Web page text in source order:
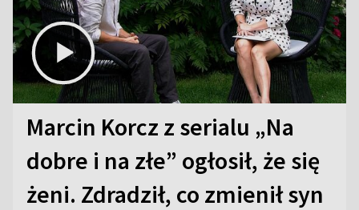
Marcin Korcz z serialu „Na
dobre i na złe” ogłosił, że się
żeni. Zdradził, co zmienił syn